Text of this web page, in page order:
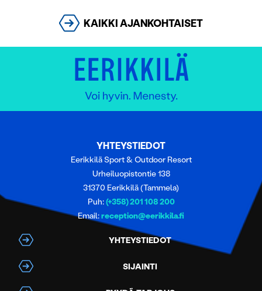
KAIKKI AJANKOHTAISET
YHTEYSTIEDOT
Eerikkilä Sport & Outdoor Resort
Urheiluopistontie 138
31370 Eerikkilä (Tammela)
Puh:(+358) 201 108 200
Email:reception@eerikkila.fi
YHTEYSTIEDOT
SIJAINTI